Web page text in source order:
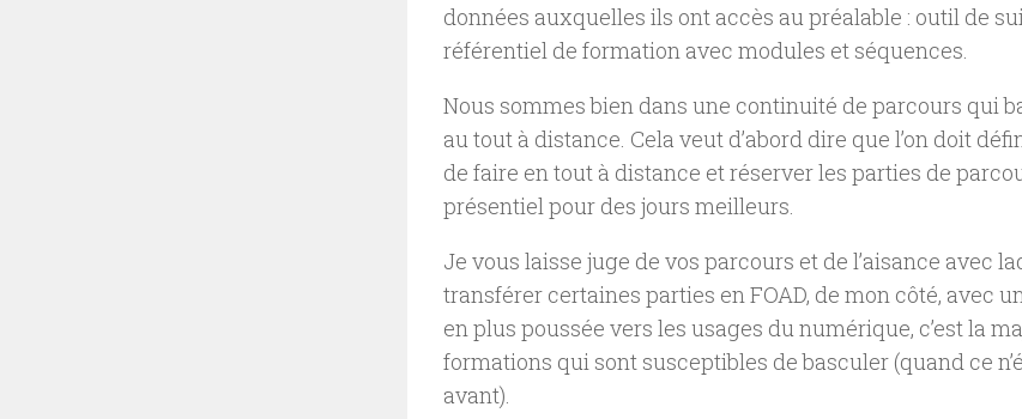
données auxquelles ils ont accès au préalable : outil de
référentiel de formation avec modules et séquences.
Nous sommes bien dans une continuité de parcours qui
au tout à distance. Cela veut d’abord dire que l’on doit
de faire en tout à distance et réserver les parties de
présentiel pour des jours meilleurs.
Je vous laisse juge de vos parcours et de l’aisance avec
transférer certaines parties en FOAD, de mon côté, avec
en plus poussée vers les usages du numérique, c’est la
formations qui sont susceptibles de basculer (quand ce
avant).